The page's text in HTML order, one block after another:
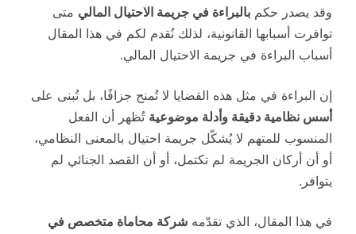
وقد يصدر حكم بالبراءة في جريمة الاحتيال المالي متى
توافرت أسبابها القانونية، لذلك نُقدم لكم في هذا المقال
أسباب البراءة في جريمة الاحتيال المالي.
إن البراءة في مثل هذه القضايا لا تُمنح جزافًا، بل تُبنى على
أسس نظامية دقيقة وأدلة موضوعية تُظهر أن الفعل
المنسوب للمتهم لا يُشكّل جريمة احتيال بالمعنى النظامي،
أو أن أركان الجريمة لم تكتمل، أو أن القصد الجنائي لم
يتوافر.
في هذا المقال، الذي تقدّمه شركة محاماة متخصص في